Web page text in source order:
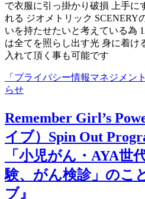
で衣服に引っ掛かり破損 上手に
れる ジオメトリック SCENERY
いを持たせたいと考えている為
は全てを照らし出す光 身に着け
入れて頂く事も可能です
「プライバシー情報マネジメン
らせ
Remember Girl’s
イブ）Spin Out
「小児がん・AYA世
験、がん検診」のこ
ブ』